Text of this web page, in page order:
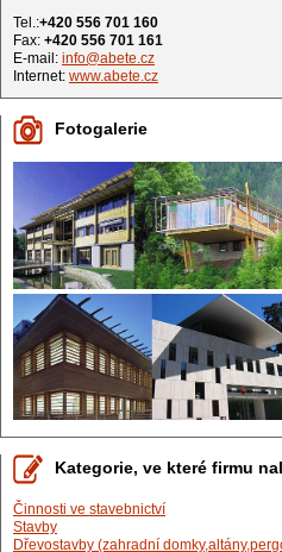
Tel.:+420 556 701 160
Fax: +420 556 701 161
E-mail: info@abete.cz
Internet: www.abete.cz
Fotogalerie
Kategorie, ve které firmu
Činnosti ve stavebnictví
Stavby
Dřevostavby (zahradní